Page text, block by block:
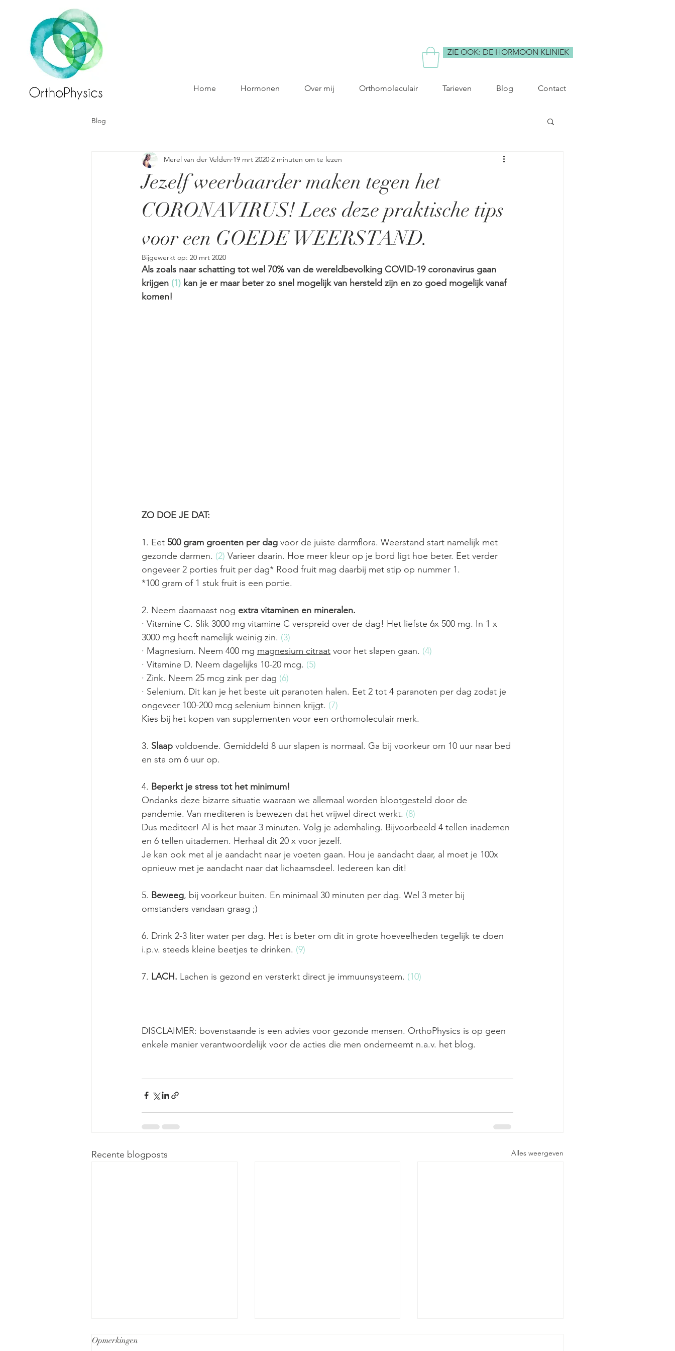
ZIE OOK: DE HORMOON KLINIEK
Home Hormonen Over mij Orthomoleculair Tarieven Blog Contact
Blog
Jezelf weerbaarder maken tegen het
CORONAVIRUS! Lees deze praktische tips
voor een GOEDE WEERSTAND.
Merel van der Velden 19 mrt 2020 2 minuten om te lezen
Bijgewerkt op: 20 mrt 2020
Als zoals naar schatting tot wel 70% van de wereldbevolking COVID-19 coronavirus gaan
krijgen (1) kan je er maar beter zo snel mogelijk van hersteld zijn en zo goed mogelijk vanaf
komen!
ZO DOE JE DAT:
1. Eet 500 gram groenten per dag voor de juiste darmflora. Weerstand start namelijk met
gezonde darmen. (2) Varieer daarin. Hoe meer kleur op je bord ligt hoe beter. Eet verder
ongeveer 2 porties fruit per dag* Rood fruit mag daarbij met stip op nummer 1.
*100 gram of 1 stuk fruit is een portie.
2. Neem daarnaast nog extra vitaminen en mineralen.
· Vitamine C. Slik 3000 mg vitamine C verspreid over de dag! Het liefste 6x 500 mg. In 1 x
3000 mg heeft namelijk weinig zin. (3)
· Magnesium. Neem 400 mg magnesium citraat voor het slapen gaan. (4)
· Vitamine D. Neem dagelijks 10-20 mcg. (5)
· Zink. Neem 25 mcg zink per dag (6)
· Selenium. Dit kan je het beste uit paranoten halen. Eet 2 tot 4 paranoten per dag zodat je
ongeveer 100-200 mcg selenium binnen krijgt. (7)
Kies bij het kopen van supplementen voor een orthomoleculair merk.
3. Slaap voldoende. Gemiddeld 8 uur slapen is normaal. Ga bij voorkeur om 10 uur naar bed
en sta om 6 uur op.
4. Beperkt je stress tot het minimum!
Ondanks deze bizarre situatie waaraan we allemaal worden blootgesteld door de
pandemie. Van mediteren is bewezen dat het vrijwel direct werkt. (8)
Dus mediteer! Al is het maar 3 minuten. Volg je ademhaling. Bijvoorbeeld 4 tellen inademen
en 6 tellen uitademen. Herhaal dit 20 x voor jezelf.
Je kan ook met al je aandacht naar je voeten gaan. Hou je aandacht daar, al moet je 100x
opnieuw met je aandacht naar dat lichaamsdeel. Iedereen kan dit!
5. Beweeg, bij voorkeur buiten. En minimaal 30 minuten per dag. Wel 3 meter bij
omstanders vandaan graag ;)
6. Drink 2-3 liter water per dag. Het is beter om dit in grote hoeveelheden tegelijk te doen
i.p.v. steeds kleine beetjes te drinken. (9)
7. LACH. Lachen is gezond en versterkt direct je immuunsysteem. (10)
DISCLAIMER: bovenstaande is een advies voor gezonde mensen. OrthoPhysics is op geen
enkele manier verantwoordelijk voor de acties die men onderneemt n.a.v. het blog.
Recente blogposts Alles weergeven
Opmerkingen